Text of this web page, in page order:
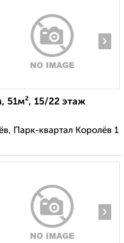
›
51м², 15/22 этаж
Парк-квартал Королёв 1
›